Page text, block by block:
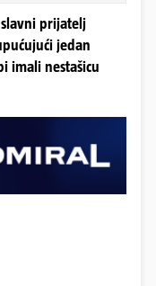
prijatelj
jedan
imali nestašicu